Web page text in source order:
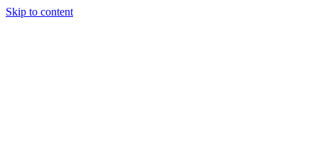
Skip to content